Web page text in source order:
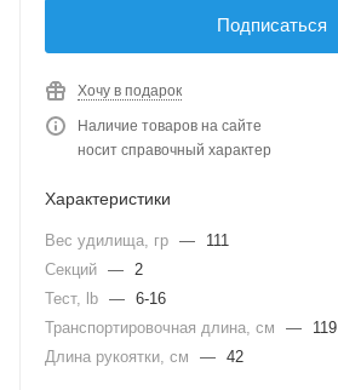
Подписаться
Хочу в подарок
Наличие товаров на сайте
носит справочный характер
Характеристики
Вес удилища, гр —
111
Секций — 2
Тест, lb — 6-16
Транспортировочная длина, см
—
119
Длина рукоятки, см
— 42